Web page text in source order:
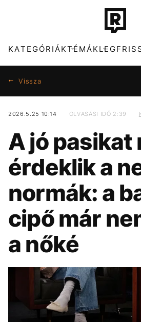
KATEGÓRIÁKTÉMÁK
ZENE DIVAT
KULTÚRA ENTR
FILM + SOROZAT
SPORT
KÖZÉLET
ÉLETMÓD
BESZÉLGETÉSEK
VIDEÓ
GASZTRO
DUNA
ENERGIAVÁLSÁG
FIDESZ
TIKTOK
Vissza
2026.5.25 10:14 OLVASÁSI IDŐ 2:39
A jó pasikat
érdeklik a
normák: a
cipő már
a nőké